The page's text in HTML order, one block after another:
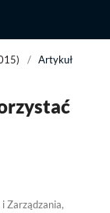
/ Artykuł
Zarządzania,